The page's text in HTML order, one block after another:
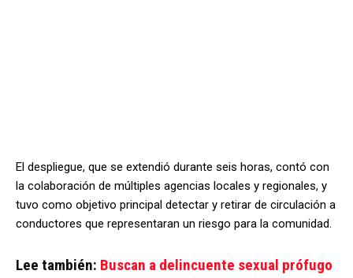
El despliegue, que se extendió durante seis horas, contó con
la colaboración de múltiples agencias locales y regionales, y
tuvo como objetivo principal detectar y retirar de circulación a
conductores que representaran un riesgo para la comunidad.
Lee también: Buscan a delincuente sexual prófugo